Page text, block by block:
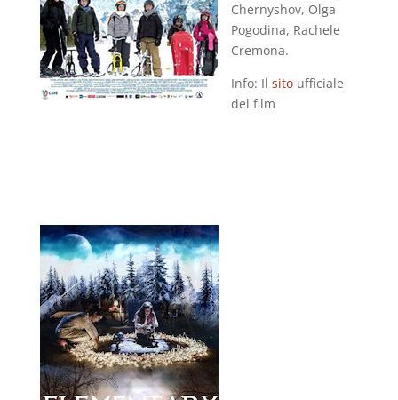
Chernyshov, Olga
Pogodina, Rachele
Cremona.
Info: Il sitoufficiale
del film